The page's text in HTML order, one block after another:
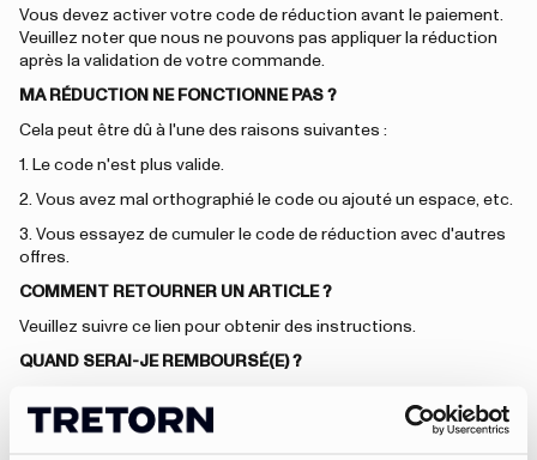
Vous devez activer votre code de réduction avant le paiement.
Veuillez noter que nous ne pouvons pas appliquer la réduction
après la validation de votre commande.
MA RÉDUCTION NE FONCTIONNE PAS ?
Cela peut être dû à l'une des raisons suivantes :
1. Le code n'est plus valide.
2. Vous avez mal orthographié le code ou ajouté un espace, etc.
3. Vous essayez de cumuler le code de réduction avec d'autres
offres.
COMMENT RETOURNER UN ARTICLE ?
Veuillez suivre ce lien pour obtenir des instructions.
QUAND SERAI-JE REMBOURSÉ(E) ?
14 jours. Les remboursements sont effectués via le mode de